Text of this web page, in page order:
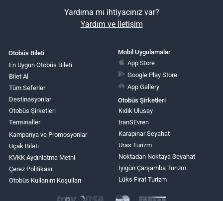
Yardıma mı ihtiyacınız var?
Yardım ve İletişim
Otobüs Bileti
En Uygun Otobüs Bileti
Bilet Al
Tüm Seferler
Destinasyonlar
Otobüs Şirketleri
Terminaller
Kampanya ve Promosyonlar
Uçak Bileti
KVKK Aydınlatma Metni
Çerez Politikası
Otobüs Kullanım Koşulları
Mobil Uygulamalar
App Store
Google Play Store
App Gallery
Otobüs Şirketleri
Kıdık Ulusay
tranSEvren
Karapınar Seyahat
Uras Turizm
Noktadan Noktaya Seyahat
İyigün Çarşamba Turizm
Lüks Fırat Turizm